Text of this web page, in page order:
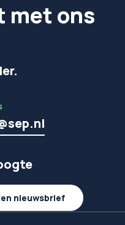
met ons
nieuwsbrief